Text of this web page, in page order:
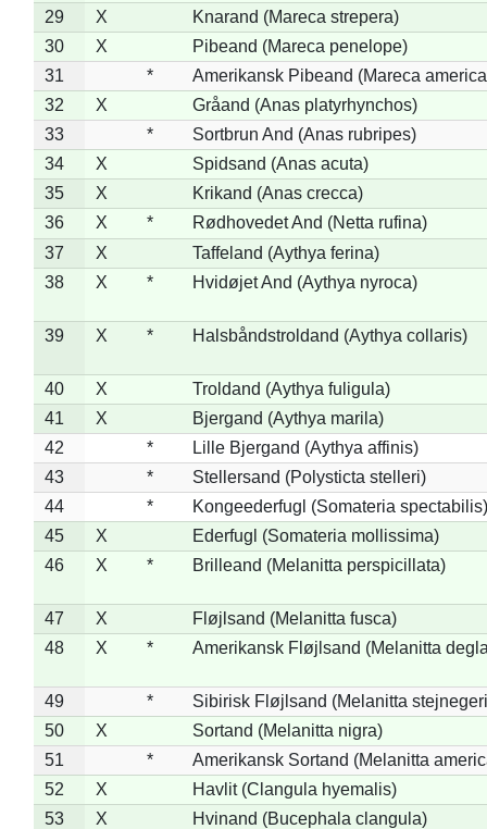
29
X
Knarand (Mareca strepera)
30
X
Pibeand (Mareca penelope)
31
*
Amerikansk Pibeand (Mareca
32
X
Gråand (Anas platyrhynchos)
33
*
Sortbrun And (Anas rubripes)
34
X
Spidsand (Anas acuta)
35
X
Krikand (Anas crecca)
36
X *
Rødhovedet And (Netta rufina)
37
X
Taffeland (Aythya ferina)
38
X * Hvidøjet And (Aythya nyroca)
39 X * Halsbåndstroldand (Aythya collaris)
40 X
Troldand (Aythya fuligula)
41
X
Bjergand (Aythya marila)
42
*
Lille Bjergand (Aythya affinis)
43
*
Stellersand (Polysticta stelleri)
44
*
Kongeederfugl (Somateria spectabilis)
45
X
Ederfugl (Somateria mollissima)
46
X * Brilleand (Melanitta perspicillata)
47 X
Fløjlsand (Melanitta fusca)
48
X * Amerikansk Fløjlsand (Melanitta
49 *
Sibirisk Fløjlsand (Melanitta
50
X
Sortand (Melanitta nigra)
51
*
Amerikansk Sortand (Melanitta
52
X
Havlit (Clangula hyemalis)
53
X
Hvinand (Bucephala clangula)